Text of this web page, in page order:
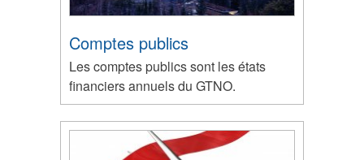
Comptes publics
Les comptes publics sont les états
financiers annuels du GTNO.